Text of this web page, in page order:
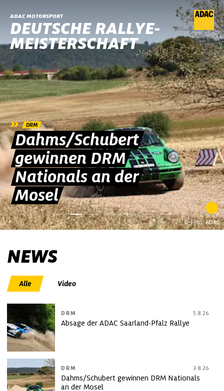
ADAC MOTORSPORT
DEUTSCHE RALLYE-
MEISTERSCHAFT
© Foto: ADAC
» DRM
Dahms/Schubert
gewinnen DRM
Nationals an der
Mosel
NEWS
Alle Video
DRM 5.8.26
Absage der ADAC Saarland-Pfalz Rallye
DRM 3.8.26
Dahms/Schubert gewinnen DRM Nationals
an der Mosel